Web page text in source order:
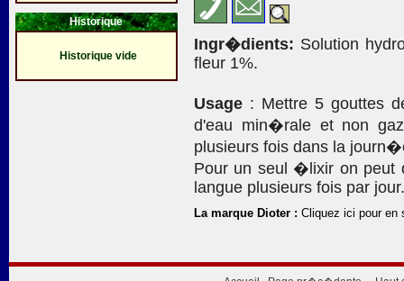
Historique
Historique vide
Ingr�dients: Solution
fleur 1%.
Usage : Mettre 5 gouttes
d'eau min�rale et non
plusieurs fois dans la
Pour un seul �lixir on peut
langue plusieurs fois par jour.
La marque Dioter : Cliquez ici pour en